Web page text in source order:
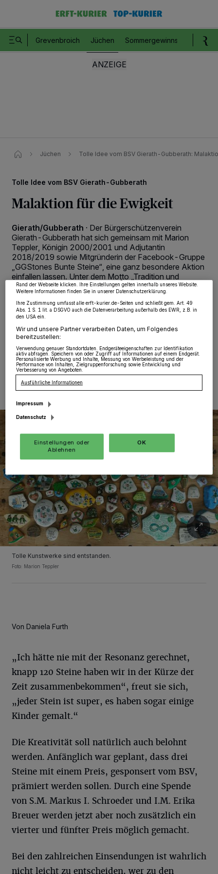
Grevenbroich Jüchen Sommergewinnspiel
Jüchen Tolle Idee vom BSV Gierath-Gubberath:
Tolle Idee vom BSV Gierath-Gubberath
Malaktion für die Ewigkeit
Gierath/Gubberath · Der Bürgerschützenverein
Gierath-Gubberath hat sich gemeinsam mit Marion
Teppler, Königin 2000/2001 und Adjutantin
2018/2019 sowie Mitgründerin der Facebook-Gruppe
„GGStones Bunte Steine“, eine ganz besondere Aktion
einfallen lassen. Unter dem Motto „Tradition und
Miteinander in Gierath und Gubberath“ waren alle
aufgerufen, einen Stein künstlerisch zu gestalten. Einen
Monat hatten die Interessierten Zeit, ihre Kunstwerke an
Marion Teppler zu senden. Noch kann für die
Schönsten abgestimmt werden.
14.08.2021 , 08:00 Uhr Eine Minute Lesezeit
Tolle Kunstwerke sind entstanden.
Foto: Marion Teppler
Von Daniela Furth
„Ich hätte nie mit der Resonanz gerechnet,
knapp 120 Steine haben wir in der Kürze der
Zeit zusammenbekommen“, freut sie sich,
„jeder Stein ist super, es haben sogar einige
Kinder gemalt.“
Die Kreativität soll natürlich auch belohnt
werden. Anfänglich war geplant, dass drei
Steine mit einem Preis, gesponsert vom BSV,
prämiert werden sollen. Durch eine Spende
von S.M. Markus I. Schroeder und I.M. Erika
Breuer werden jetzt aber noch zusätzlich ein
vierter und fünfter Preis möglich gemacht.
Bei den zahlreichen Einsendungen ist wahrlich
nicht leicht zu entscheiden, wer zu den
Wir und unsere218-Partner speichern und greifen auf personenbezogene Daten
wie Browserdaten oder eindeutige Kennungen auf Ihrem Gerät zu. Durch Auswahl
von OK aktivieren Sie Tracking-Technologien für die unter „Wir und unsere
Partner verarbeiten Daten, um Ihnen Dienste bereitzustellen“ aufgeführten
Zwecke. Wenn Tracker deaktiviert sind, sind manche Inhalte und Anzeigen
möglicherweise nicht mehr so relevant für Sie. Sie können dieses Menü jederzeit
wieder aufrufen, um Ihre Einstellungen zu ändern oder Ihre Einwilligung zu
widerrufen, indem Sie auf den Link Einstellungen oder Ablehnen am unteren
Rand der Webseite klicken. Ihre Einstellungen gelten innerhalb unseres Website.
Weitere Informationen finden Sie in unserer Datenschutzerklärung.
Ihre Zustimmung umfasst alle erft-kurier.de-Seiten und schließt gem. Art. 49
Abs. 1 S. 1 lit. a DSGVO auch die Datenverarbeitung außerhalb des EWR, z.B. in
den USA ein.
Wir und unsere Partner verarbeiten Daten, um Folgendes
bereitzustellen:
Verwendung genauer Standortdaten. Endgeräteeigenschaften zur Identifikation
aktiv abfragen. Speichern von oder Zugriff auf Informationen auf einem Endgerät.
Personalisierte Werbung und Inhalte, Messung von Werbeleistung und der
Performance von Inhalten, Zielgruppenforschung sowie Entwicklung und
Verbesserung von Angeboten.
Ausführliche Informationen
Impressum
Datenschutz
Einstellungen oder
Ablehnen
OK